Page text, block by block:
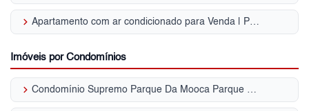
keyboard_arrow_right Apartamento com ar condicionado para Venda | Parque da Mooca
Imóveis por Condomínios
keyboard_arrow_right Condomínio Supremo Parque Da Mooca Parque da Mooca